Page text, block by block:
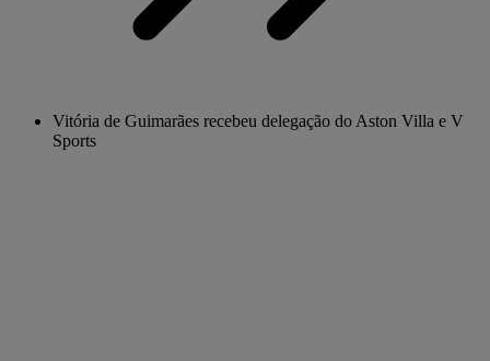
Vitória de Guimarães recebeu delegação do Aston Villa e V
Sports